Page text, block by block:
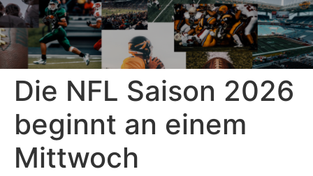
Die NFL Saison 2026
beginnt an einem
Mittwoch